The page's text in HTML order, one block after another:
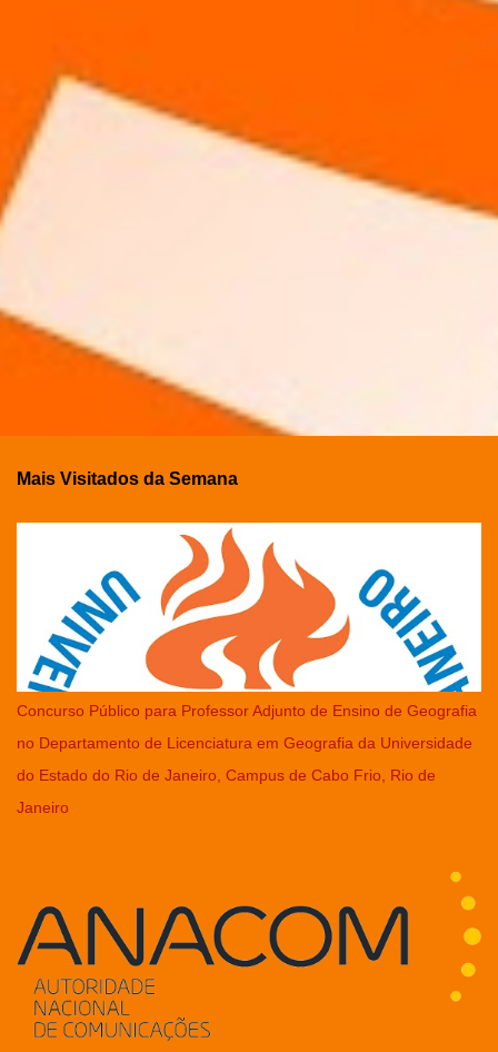
Mais Visitados da Semana
Concurso Público para Professor Adjunto de Ensino de Geografia
no Departamento de Licenciatura em Geografia da Universidade
do Estado do Rio de Janeiro, Campus de Cabo Frio, Rio de
Janeiro